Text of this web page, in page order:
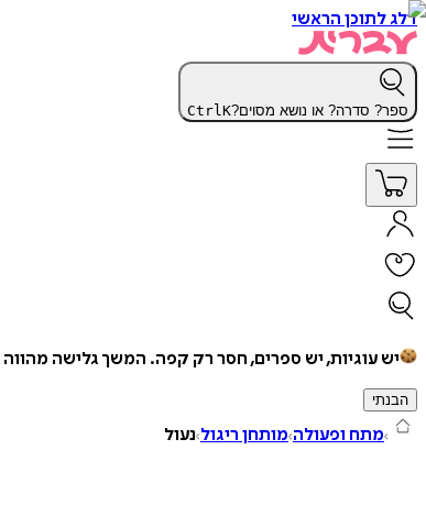
דלג לתוכן הראשי
ספר? סדרה? או נושא מסוים? CtrlK
יש עוגיות, יש ספרים, חסר רק קפה. המשך גלישה מהווה
הבנתי
מתח ופעולה מותחן ריגול נעול